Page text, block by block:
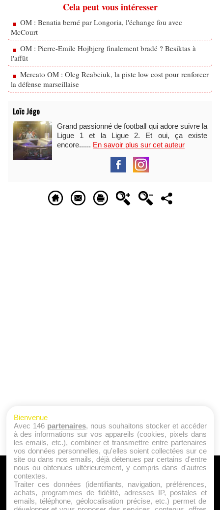
Cela peut vous intéresser
OM : Benatia berné par Longoria, l'échange fou avec
McCourt
OM : Pierre-Emile Hojbjerg finalement bradé ? Besiktas à
l'affût
Mercato OM : Oleg Reabciuk, la piste low cost pour renforcer
la défense marseillaise
Loïc Jégo
Grand passionné de football qui adore suivre la
Ligue 1 et la Ligue 2. Et oui, ça existe
encore...... En savoir plus sur cet auteur
A PROPOS
Qui sommes nous ?
Mentions Légales
Bienvenue
Avec 146 partenaires, nous souhaitons stocker et accéder
à des informations sur vos appareils (cookies, pixels dans
les emails, etc.), combiner et transmettre entre partenaires
vos données personnelles, qu'elles soient collectées sur ce
site ou dans nos emails, déjà détenues par certains d'entre
nous ou obtenues ultérieurement, y compris dans d'autres
contextes.
Traiter ces données (identifiants, navigation, préférences,
achats, programmes de fidélité, adresses IP, postales et
emails, téléphone, géolocalisation précise, etc.) permet de